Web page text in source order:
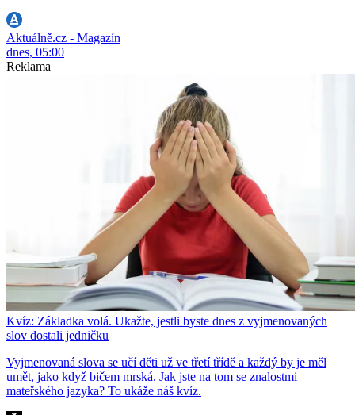
Aktuálně.cz - Magazín
dnes, 05:00
Reklama
Kvíz: Základka volá. Ukažte, jestli byste dnes z vyjmenovaných
slov dostali jedničku
Vyjmenovaná slova se učí děti už ve třetí třídě a každý by je měl
umět, jako když bičem mrská. Jak jste na tom se znalostmi
mateřského jazyka? To ukáže náš kvíz.